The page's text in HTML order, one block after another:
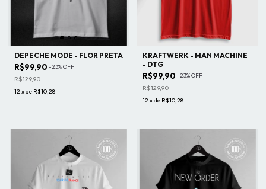
DEPECHE MODE - FLOR PRETA
R$99,90 -23%OFF
R$129,90
12xde R$10,28
KRAFTWERK - MAN MACHINE
- DTG
R$99,90 -23%OFF
R$129,90
12xde R$10,28